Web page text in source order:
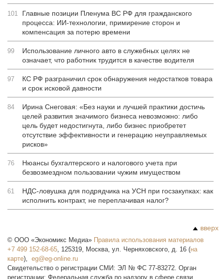
101
Главные позиции Пленума ВС РФ для гражданского
процесса: ИИ-технологии, примирение сторон и
компенсация за потерю времени
99
Использование личного авто в служебных целях не
означает, что работник трудится в качестве водителя
97
КС РФ разграничил срок обнаружения недостатков товара
и срок исковой давности
84
Ирина Снеговая: «Без науки и лучшей практики достичь
целей развития значимого бизнеса невозможно: либо
цель будет недостигнута, либо бизнес приобретет
отсутствие эффективности и генерацию неуправляемых
рисков»
76
Нюансы бухгалтерского и налогового учета при
безвозмездном пользовании чужим имуществом
61
НДС-ловушка для подрядчика на УСН при госзакупках: как
исполнить контракт, не переплачивая налог?
вверх
© ООО «Экономикс Медиа» Правила использования материалов
+7 499 152-68-65, 125319, Москва, ул. Черняховского, д. 16 (на
карте),
Свидетельство о регистрации СМИ: ЭЛ № ФС 77-83272. Орган
регистрации: Федеральная служба по надзору в сфере связи,